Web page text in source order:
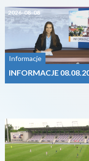
2026-08-08
Informacje
INFORMACJE
2026-08-07